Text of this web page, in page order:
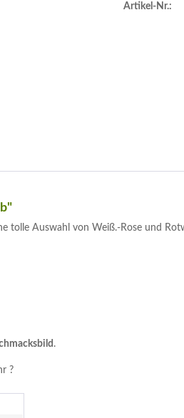
Artikel-Nr.:
tolle Auswahl von Weiß.-Rose und
.
?